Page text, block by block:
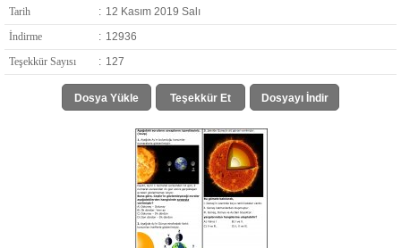
Tarih
: 12 Kasım 2019 Salı
İndirme
: 12936
Teşekkür Sayısı
: 127
Dosya Yükle Teşekkür Et Dosyayı İndir